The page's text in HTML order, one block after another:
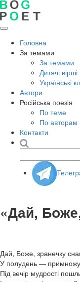
Головна
За темами
За темами
Дитячі вірші
Українські
Автори
Російська поезія
По теме
По авторам
Контакти
«Дай,
Дай, Боже, зранечку
У полудень —
Під вечір мудрості